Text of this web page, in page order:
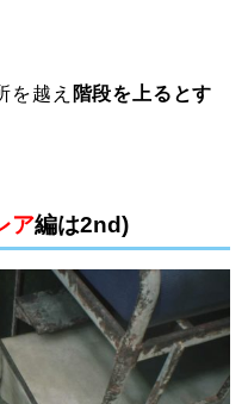
越え 階段を上るとす
ア編は2nd)